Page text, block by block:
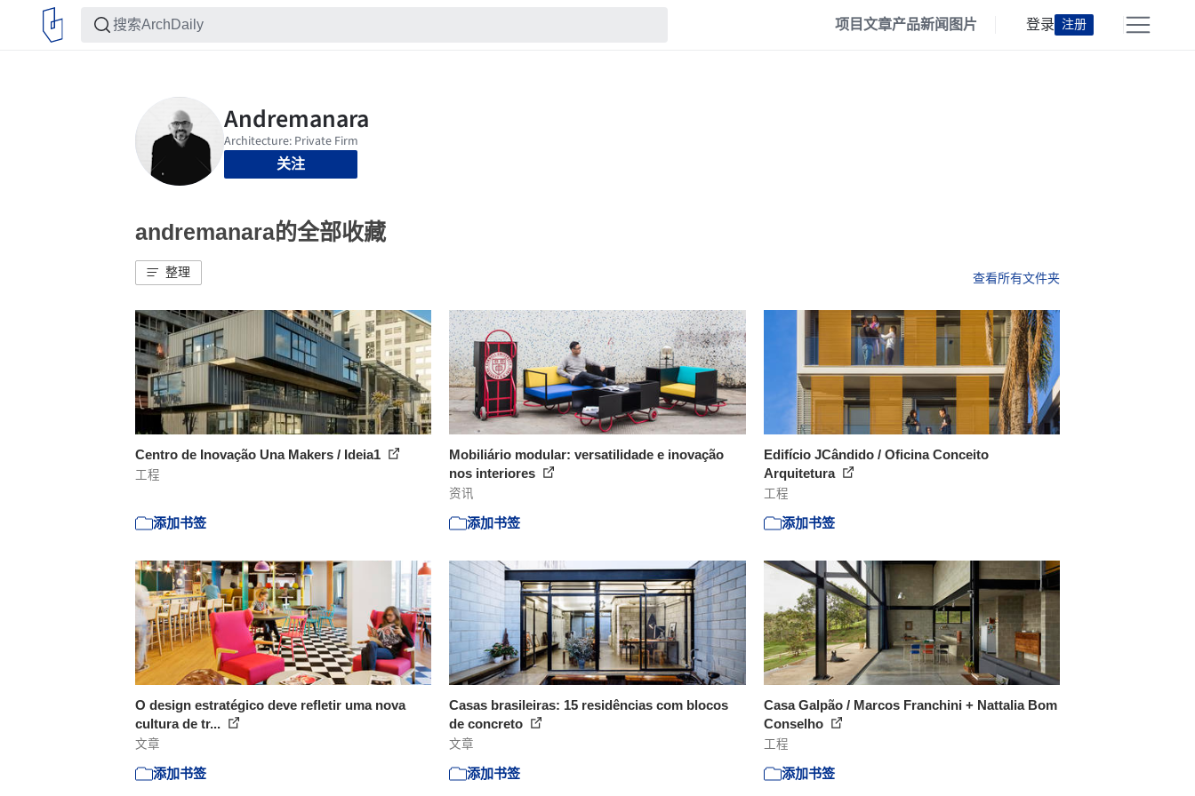
项目文章产品新闻 图片 登录 注册
关注
andremanara的全部收藏
整理 查看所有文件夹
Centro de Inovação Una Makers / Ideia1
工程
添加书签
Mobiliário modular: versatilidade e inovação
nos interiores
资讯
添加书签
Edifício JCândido / Oficina Conceito
Arquitetura
工程
添加书签
O design estratégico deve refletir uma nova
cultura de tr...
文章
添加书签
Casas brasileiras: 15 residências com blocos
de concreto
文章
添加书签
Casa Galpão / Marcos Franchini + Nattalia Bom
Conselho
工程
添加书签